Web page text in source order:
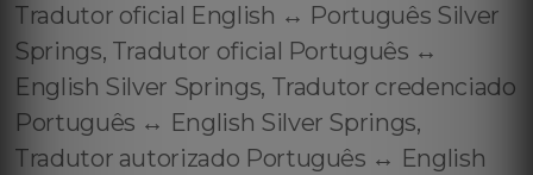
Tradutor oficial English ↔️ Português Silver
Springs, Tradutor oficial Português ↔️
English Silver Springs, Tradutor credenciado
Português ↔️ English Silver Springs,
Tradutor autorizado Português ↔️ English